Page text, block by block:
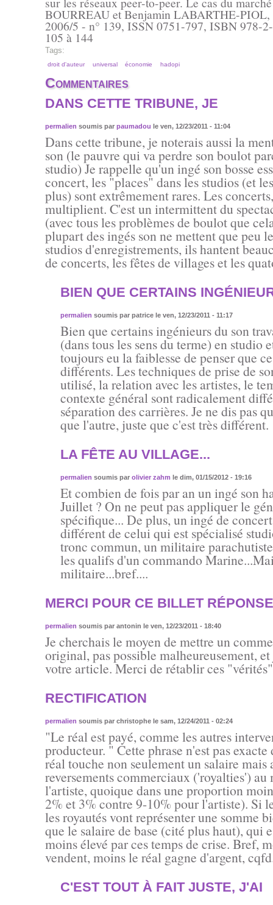
BOURREAU et Benjamin LABARTHE-PIOL,
2006/5 - n° 139, ISSN 0751-797, ISBN 978-
105 à 144
Tags:
droit d'auteur universal économie hadopi
Commentaires
DANS CETTE TRIBUNE, JE
permalien soumis par paumadou le ven, 12/23/2011 - 11:04
Dans cette tribune, je noterais aussi la
son (le pauvre qui va perdre son boulot
studio) Je rappelle qu'un ingé son bosse
concert, les "places" dans les studios (et
plus) sont extrêmement rares. Les
multiplient. C'est un intermittent du
(avec tous les problèmes de boulot que
plupart des ingés son ne mettent que peu
studios d'enregistrements, ils hantent
de concerts, les fêtes de villages et les
BIEN QUE CERTAINS
permalien soumis par patricele ven, 12/23/2011 - 11:17
Bien que certains ingénieurs du son
(dans tous les sens du terme) en studio
toujours eu la faiblesse de penser que
différents. Les techniques de prise de
utilisé, la relation avec les artistes, le
contexte général sont radicalement
séparation des carrières. Je ne dis pas
que l'autre, juste que c'est très différent.
LA FÊTE AU VILLAGE...
permalien soumis par olivier zahm le dim, 01/15/2012 - 19:16
Et combien de fois par an un ingé son
Juillet ? On ne peut pas appliquer le
spécifique... De plus, un ingé de
différent de celui qui est spécialisé
tronc commun, un militaire
les qualifs d'un commando
militaire...bref....
MERCI POUR CE BILLET RÉPONSE
permalien soumis par antonin le ven, 12/23/2011 - 18:40
Je cherchais le moyen de mettre un
original, pas possible malheureusement,
votre article. Merci de rétablir ces
RECTIFICATION
permalien soumis par christophele sam, 12/24/2011 - 02:24
"Le réal est payé, comme les autres
producteur. " Cette phrase n'est pas exacte
réal touche non seulement un salaire mais
reversements commerciaux ('royalties') au
l'artiste, quoique dans une proportion
2% et 3% contre 9-10% pour l'artiste). Si
les royautés vont représenter une somme
que le salaire de base (cité plus haut), qui
moins élevé par ces temps de crise. Bref,
vendent, moins le réal gagne d'argent,
C'EST TOUT À FAIT JUSTE, J'AI